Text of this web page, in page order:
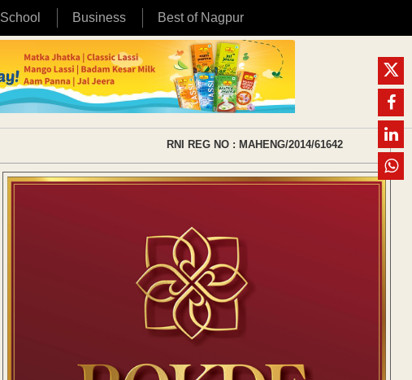
School Business Best of Nagpur
RNI REG NO : MAHENG/2014/61642